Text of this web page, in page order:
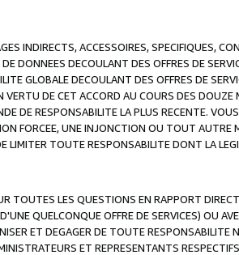
INDIRECTS, ACCESSOIRES, SPECIFIQUES,
DONNEES DECOULANT DES OFFRES DE
GLOBALE DECOULANT DES OFFRES DE
DE CET ACCORD AU COURS DES DOUZE
DE RESPONSABILITE LA PLUS RECENTE.
FORCEE, UNE INJONCTION OU TOUT AUTRE
LIMITER TOUTE RESPONSABILITE DONT LA
TOUTES LES QUESTIONS EN RAPPORT
QUELCONQUE OFFRE DE SERVICES) OU
ET DEGAGER DE TOUTE RESPONSABILITE
ET REPRESENTANTS